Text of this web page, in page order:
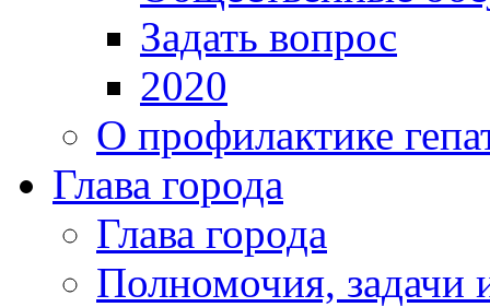
Задать вопрос
2020
О профилактике
Глава города
Глава города
Полномочия, задачи